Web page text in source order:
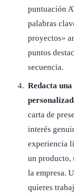
puntuación
palabras
proyectos»
puntos
secuencia.
Redacta
carta de
interés
experiencia
un producto,
la empresa.
quieres